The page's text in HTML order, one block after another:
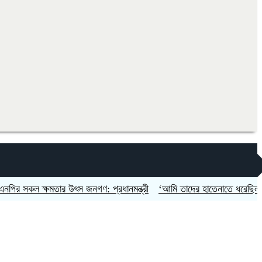
ক্ষমতার উৎস জনগণ: প্রধানমন্ত্রী ‘আমি তাদের হাতেনাতে ধরেছিলাম’, দুই